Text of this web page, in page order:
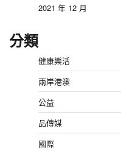
2021 年 12 月
分類
健康樂活
兩岸港澳
公益
品傳媒
國際